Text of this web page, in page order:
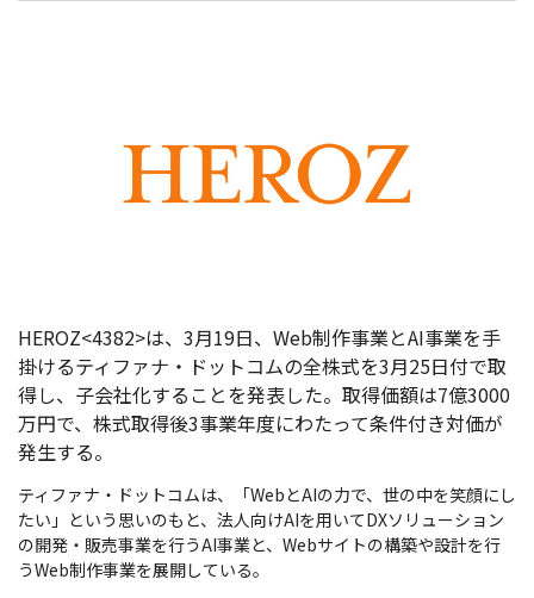
HEROZ<4382>は、3月19日、Web制作事業とAI事業を手
掛けるティファナ・ドットコムの全株式を3月25日付で取
得し、子会社化することを発表した。取得価額は7億3000
万円で、株式取得後3事業年度にわたって条件付き対価が
発生する。
ティファナ・ドットコムは、「WebとAIの力で、世の中を笑顔にし
たい」という思いのもと、法人向けAIを用いてDXソリューション
の開発・販売事業を行うAI事業と、Webサイトの構築や設計を行
うWeb制作事業を展開している。